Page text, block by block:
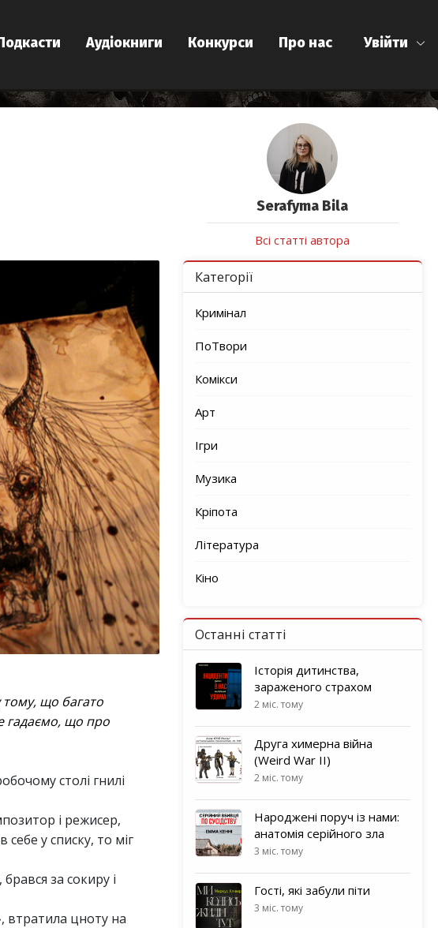
Увійти
Аудіокниги Конкурси Про нас
Serafyma Bila
Всі статті автора
тому, що багато
гадаємо, що про
столі гнилі
і режисер,
у списку, то міг
за сокиру і
цноту на
Категорії
Кримінал
ПоТвори
Комікси
Арт
Ігри
Музика
Кріпота
Література
Кіно
Останні статті
Історія дитинства,
зараженого страхом
2 міс. тому
Друга химерна війна
(Weird War II)
2 міс. тому
Народжені поруч із нами:
анатомія серійного зла
3 міс. тому
Гості, які забули піти
3 міс. тому